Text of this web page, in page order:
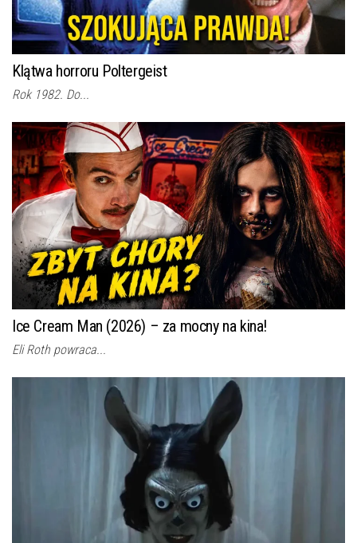
Klątwa horroru Poltergeist
Rok 1982. Do...
Ice Cream Man (2026) – za mocny na kina!
Eli Roth powraca...